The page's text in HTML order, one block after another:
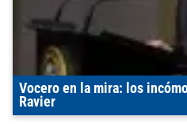
Vocero en la mira: los
Ravier